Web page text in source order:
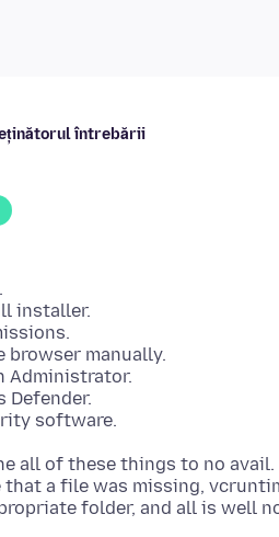
întrebării
installer.
browser manually.
Administrator.
Defender.
all of these things to no avail.
that a file was missing,
folder, and all is well